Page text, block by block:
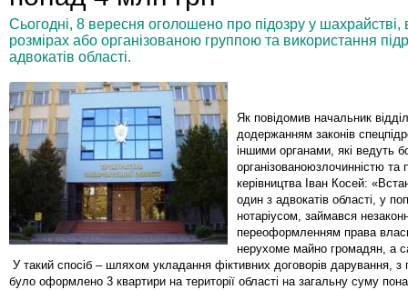
Сьогодні, 8 вересня оголошено про підозру у
розмірах або організованою группою та використання
адвокатів області.
Як повідомив начальник
додержанням законів
іншими органами, які ведуть
організованоюзлочинністю та
керівництва Іван Косей:
один з адвокатів області, у
нотаріусом, займався
переоформленням права
нерухоме майно громадян, а
У такий спосіб – шляхом укладання фіктивних договорів дарування, з
було оформлено 3 квартири на території області на загальну суму